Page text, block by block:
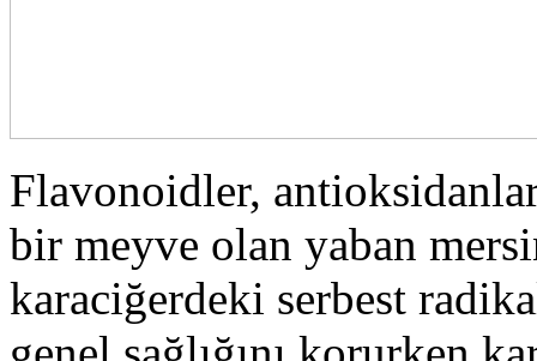
Flavonoidler,
bir meyve olan yaban
karaciğerdeki serbest